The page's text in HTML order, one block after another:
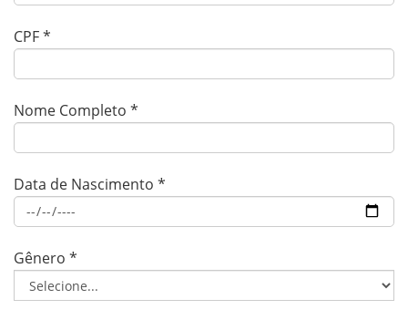
CPF*
Nome Completo *
Data de Nascimento *
Gênero *